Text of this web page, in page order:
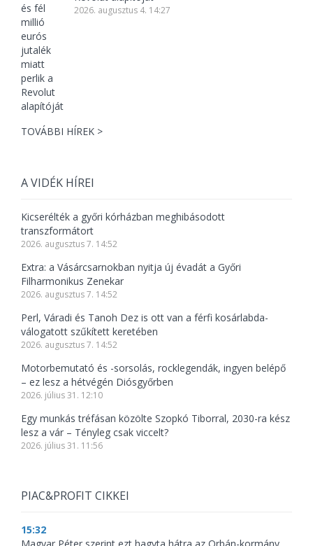
2026. augusztus 4. 14:27
TOVÁBBI HÍREK >
A VIDÉK HÍREI
Kicserélték a győri kórházban meghibásodott
transzformátort
2026. augusztus 7. 14:52
Extra: a Vásárcsarnokban nyitja új évadát a Győri
Filharmonikus Zenekar
2026. augusztus 7. 14:52
Perl, Váradi és Tanoh Dez is ott van a férfi kosárlabda-
válogatott szűkített keretében
2026. augusztus 7. 14:52
Motorbemutató és -sorsolás, rocklegendák, ingyen belépő
– ez lesz a hétvégén Diósgyőrben
2026. július 31. 12:10
Egy munkás tréfásan közölte Szopkó Tiborral, 2030-ra kész
lesz a vár – Tényleg csak viccelt?
2026. július 31. 11:56
PIAC&PROFIT CIKKEI
15:32